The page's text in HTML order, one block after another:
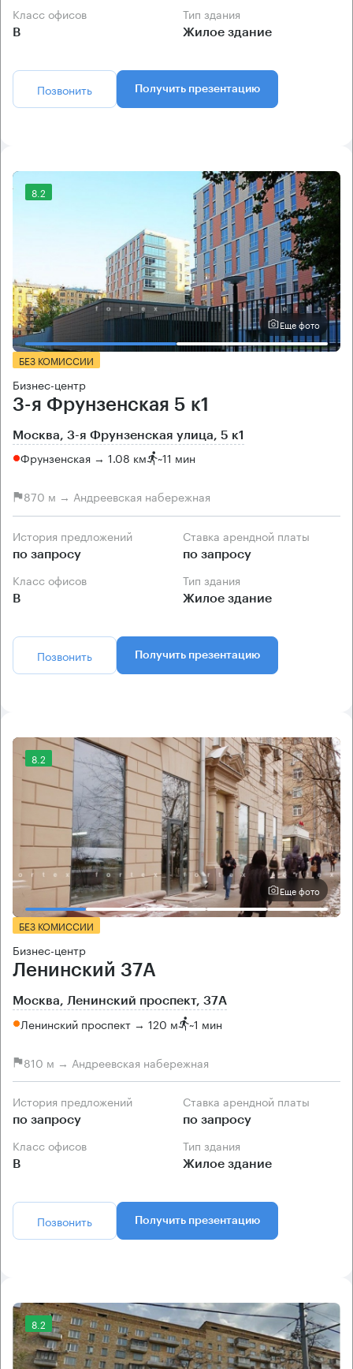
Класс офисов
B
Тип здания
Жилое здание
Позвонить Получить презентацию
8.2
Еще фото
БЕЗ КОМИССИИ
Бизнес-центр
3-я Фрунзенская 5 к1
Москва, 3-я Фрунзенская улица, 5 к1
Фрунзенская → 1.08 км ~11 мин
870 м → Андреевская набережная
История предложений
по запросу
Ставка арендной платы
по запросу
Класс офисов
B
Тип здания
Жилое здание
Позвонить Получить презентацию
8.2
Еще фото
БЕЗ КОМИССИИ
Бизнес-центр
Ленинский 37А
Москва, Ленинский проспект, 37А
Ленинский проспект → 120 м ~1 мин
810 м → Андреевская набережная
История предложений
по запросу
Ставка арендной платы
по запросу
Класс офисов
B
Тип здания
Жилое здание
Позвонить Получить презентацию
8.2